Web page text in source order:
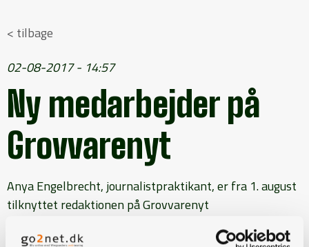
< tilbage
02-08-2017 - 14:57
Ny medarbejder på
Grovvarenyt
Anya Engelbrecht, journalistpraktikant, er fra 1. august
tilknyttet redaktionen på Grovvarenyt